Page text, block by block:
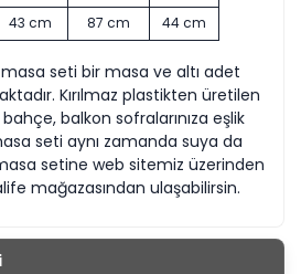
43 cm 87 cm 44 cm
seti bir masa ve altı adet
Kırılmaz plastikten üretilen
balkon sofralarınıza eşlik
seti aynı zamanda suya da
setine web sitemiz üzerinden
mağazasından ulaşabilirsin.